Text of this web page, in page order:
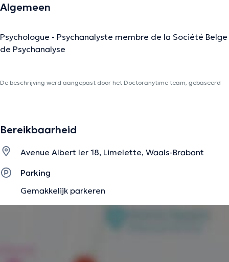
Algemeen
Psychologue - Psychanalyste membre de la Société Belge
de Psychanalyse
De beschrijving werd aangepast door het Doctoranytime team, gebaseerd
Bereikbaarheid
Avenue Albert Ier 18, Limelette, Waals-Brabant
Parking
Gemakkelijk parkeren